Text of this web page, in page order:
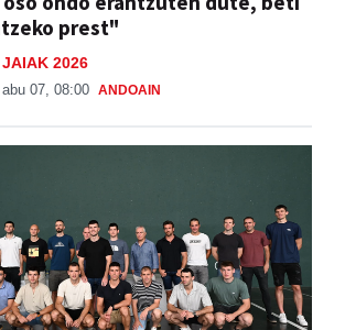
prest"
2026
abu 07, 08:00 ANDOAIN